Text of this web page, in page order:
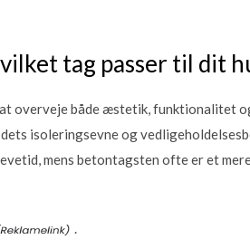
tag passer til dit
overveje både æstetik, funktionalitet
isoleringsevne og
mens betontagsten ofte er et
.